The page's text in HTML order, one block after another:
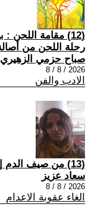
(12) مقامة اللحن
رحلة اللحن من
صباح حزمي الزهيري
2026 / 8 / 8
الادب والفن
(13) من صيف الدم إلى حاضر الإعدامات
سعاد عزيز
2026 / 8 / 8
الغاء عقوبة الاعدام